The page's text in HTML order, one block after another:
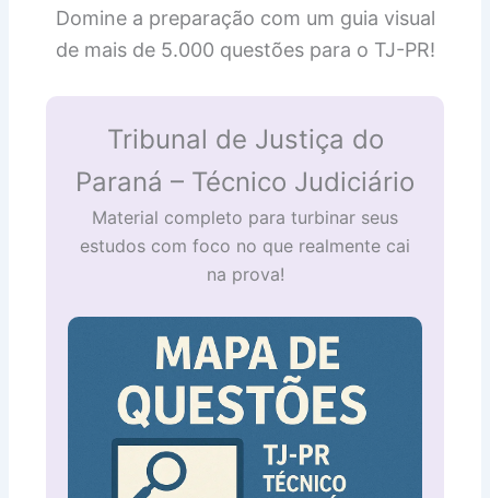
Domine a preparação com um guia visual
de mais de 5.000 questões para o TJ-PR!
Tribunal de Justiça do
Paraná – Técnico Judiciário
Material completo para turbinar seus
estudos com foco no que realmente cai
na prova!